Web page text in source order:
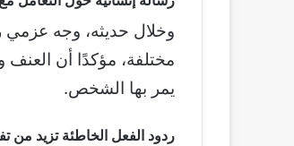
وخلال حديثه، وجه
مختلفة، مؤكدًا أن العنف
يمر بها الشخص.
ردود الفعل الخاطئة تزيد من